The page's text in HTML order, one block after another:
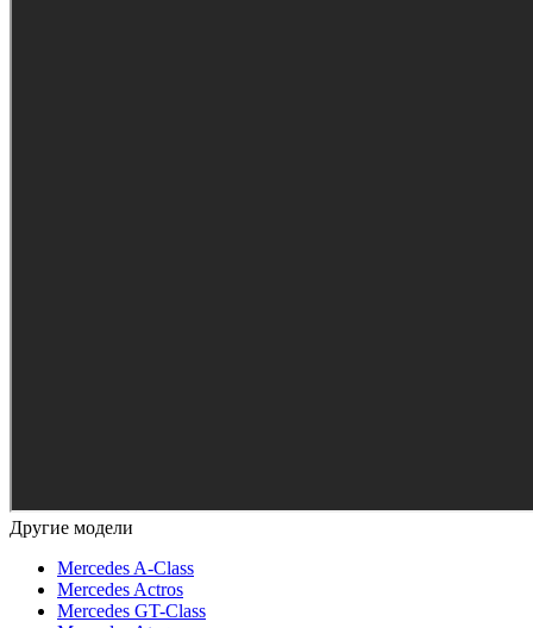
Другие модели
Mercedes A-Class
Mercedes Actros
Mercedes GT-Class